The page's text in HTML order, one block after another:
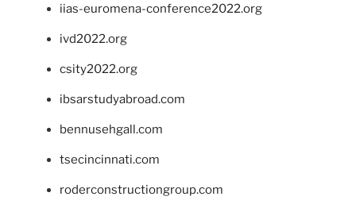
iias-euromena-conference2022.org
ivd2022.org
csity2022.org
ibsarstudyabroad.com
bennusehgall.com
tsecincinnati.com
roderconstructiongroup.com